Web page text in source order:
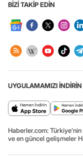
BİZİ TAKİP EDİN
UYGULAMAMIZI İNDİRİN
Haberler.com:
ve en güncel gelişmeler